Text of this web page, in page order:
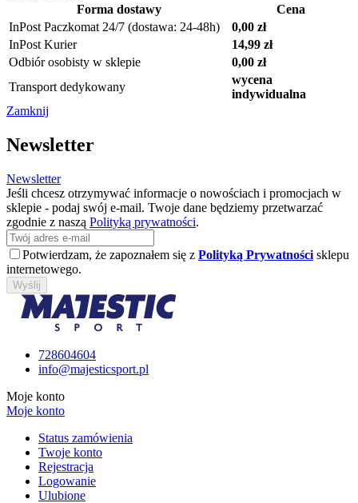
Forma dostawy
Cena
InPost Paczkomat 24/7 (dostawa: 24-48h)
0,00 zł
InPost Kurier
14,99 zł
Odbiór osobisty w sklepie
0,00 zł
Transport dedykowany
wycena
indywidualna
Zamknij
Newsletter
Newsletter
Jeśli chcesz otrzymywać informacje o nowościach i promocjach w
sklepie - podaj swój e-mail. Twoje dane będziemy przetwarzać
zgodnie z naszą Polityką prywatności.
Potwierdzam, że zapoznałem się z Polityką Prywatności sklepu
internetowego.
Wyślij
728604604
info@majesticsport.pl
Moje konto
Moje konto
Status zamówienia
Twoje konto
Rejestracja
Logowanie
Ulubione